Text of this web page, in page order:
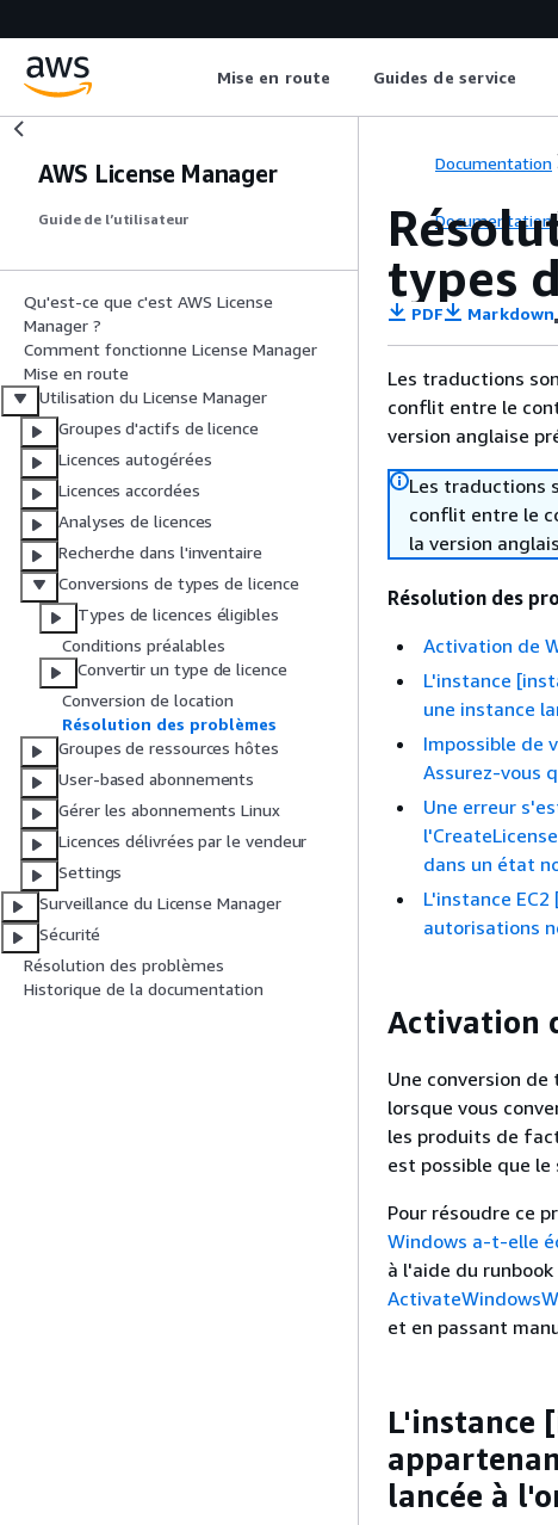
Mise en route Guides de service
AWS License Manager
Guide de l’utilisateur
Qu'est-ce que c'est AWS License
Manager ?
Comment fonctionne License Manager
Mise en route
Utilisation du License Manager
Groupes d'actifs de licence
Licences autogérées
Licences accordées
Analyses de licences
Recherche dans l'inventaire
Conversions de types de licence
Types de licences éligibles
Conditions préalables
Convertir un type de licence
Conversion de location
Résolution des problèmes
Groupes de ressources hôtes
User-based abonnements
Gérer les abonnements Linux
Licences délivrées par le vendeur
Settings
Surveillance du License Manager
Sécurité
Résolution des problèmes
Historique de la documentation
Documentation
Documentation
types
PDF Markdown
Les traductions
conflit entre le
version anglaise
Les traductions
conflit entre le
la version
Résolution des
Activation de
L'instance
une instance
Impossible de
Assurez-vous
Une erreur
dans un état
L'instance
autorisations
Activation
Une conversion
lorsque vous
les produits de
est possible que le
Pour résoudre ce
Windows a-t-elle
à l'aide du
et en passant
L'instance
lancée à